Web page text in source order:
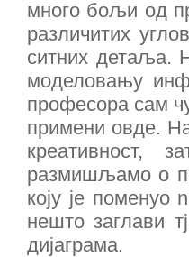
много бољи од
различитих
ситних детаља.
моделовању
професора сам
примени овде.
размишљамо о
коју је поменуо
нешто заглави
дијаграма.